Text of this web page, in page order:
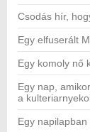
Csodás hír,
Egy elfuserált
Egy komoly nő
Egy nap,
a
Egy